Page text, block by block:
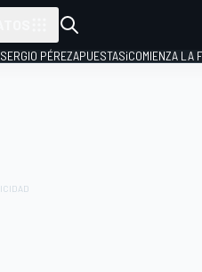
SERGIO PÉREZAPUESTAS¡COMIENZA LA